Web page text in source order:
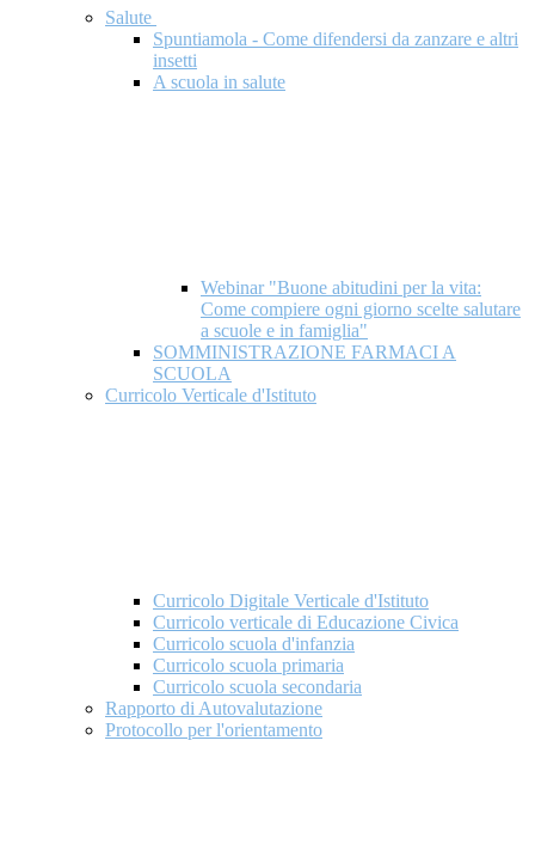
Salute
Spuntiamola - Come difendersi da zanzare e altri
insetti
A scuola in salute
Webinar "Buone abitudini per la vita:
Come compiere ogni giorno scelte salutare
a scuole e in famiglia"
SOMMINISTRAZIONE FARMACI A
SCUOLA
Curricolo Verticale d'Istituto
Curricolo Digitale Verticale d'Istituto
Curricolo verticale di Educazione Civica
Curricolo scuola d'infanzia
Curricolo scuola primaria
Curricolo scuola secondaria
Rapporto di Autovalutazione
Protocollo per l'orientamento